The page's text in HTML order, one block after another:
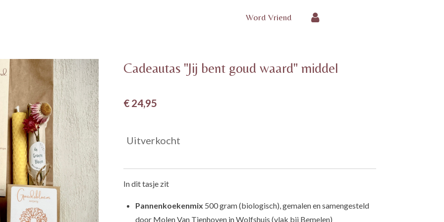
Word Vriend
Cadeautas "Jij bent goud waard" middel
€ 24,95
Uitverkocht
In dit tasje zit
Pannenkoekenmix 500 gram (biologisch), gemalen en samengesteld
door Molen Van Tienhoven in Wolfshuis (vlak bij Bemelen)